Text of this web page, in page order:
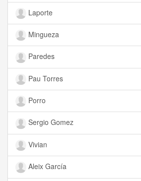
Laporte
Mingueza
Paredes
Pau Torres
Porro
Sergio Gomez
Vivian
Aleix García